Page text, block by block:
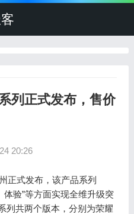
列正式发布，售价
20:26
正式发布，该产品系列
验”等方面实现全维升级突
列共两个版本，分别为荣耀